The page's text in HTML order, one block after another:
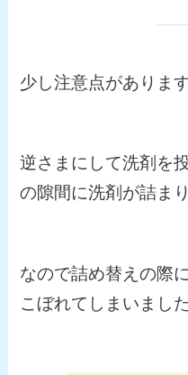
少し注意点があります
逆さまにして洗剤を
の隙間に洗剤が詰まり
なので詰め替えの際
こぼれてしまいました